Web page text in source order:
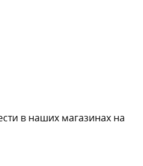
в наших магазинах на